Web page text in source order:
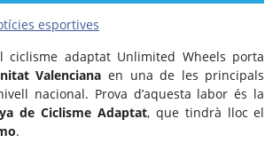
esportives
adaptat Unlimited Wheels porta
Valenciana en una de les principals
nacional. Prova d’aquesta labor és la
de Ciclisme Adaptat, que tindrà lloc el
.